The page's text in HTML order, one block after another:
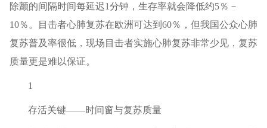
除颤的间隔时间每延迟1分钟，生存率就会降低约5％－
10％。目击者心肺复苏在欧洲可达到60％，但我国公众心肺
复苏普及率很低，现场目击者实施心肺复苏非常少见，复苏
质量更是难以保证。
1
存活关键——时间窗与复苏质量